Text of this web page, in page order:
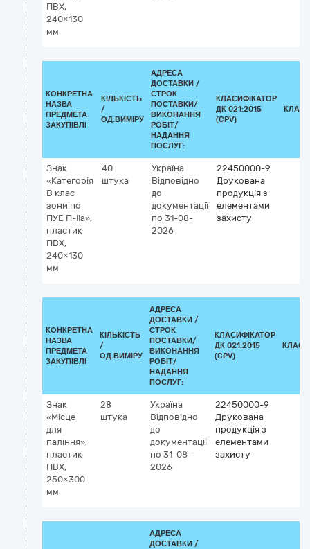
ПВХ,
240×130
мм
КОНКРЕТНА
НАЗВА
ПРЕДМЕТА
ЗАКУПІВЛІ
КІЛЬКІСТЬ
/
ОД.ВИМІРУ
АДРЕСА
ДОСТАВКИ /
СТРОК
ПОСТАВКИ/
ВИКОНАННЯ
РОБІТ/
НАДАННЯ
ПОСЛУГ:
КЛАСИФІКАТОР
ДК 021:2015
(CPV)
Знак
«Категорія
В клас
зони по
ПУЕ П-IIа»,
пластик
ПВХ,
240×130
мм
40
штука
Україна
Відповідно
до
документації
по 31-08-
2026
22450000-9
Друкована
продукція з
елементами
захисту
КОНКРЕТНА
НАЗВА
ПРЕДМЕТА
ЗАКУПІВЛІ
КІЛЬКІСТЬ
/
ОД.ВИМІРУ
АДРЕСА
ДОСТАВКИ /
СТРОК
ПОСТАВКИ/
ВИКОНАННЯ
РОБІТ/
НАДАННЯ
ПОСЛУГ:
КЛАСИФІКАТОР
ДК 021:2015
(CPV)
Знак
«Місце
для
паління»,
пластик
ПВХ,
250×300
мм
28
штука
Україна
Відповідно
до
документації
по 31-08-
2026
22450000-9
Друкована
продукція з
елементами
захисту
АДРЕСА
ДОСТАВКИ /